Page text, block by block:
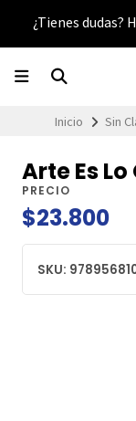
¿Tienes dudas?
Inicio Sin
Arte Es
PRECIO
$23.800
SKU: